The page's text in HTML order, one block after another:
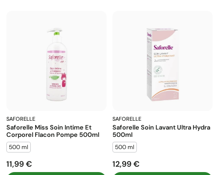
SAFORELLE
Saforelle Miss Soin Intime Et
Corporel Flacon Pompe 500ml
500 ml
Prix
11,99 €
SAFORELLE
Saforelle Soin Lavant Ultra Hydra
500ml
500 ml
Prix
12,99 €